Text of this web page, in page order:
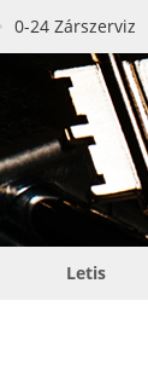
0-24 Zárszerviz
Letis